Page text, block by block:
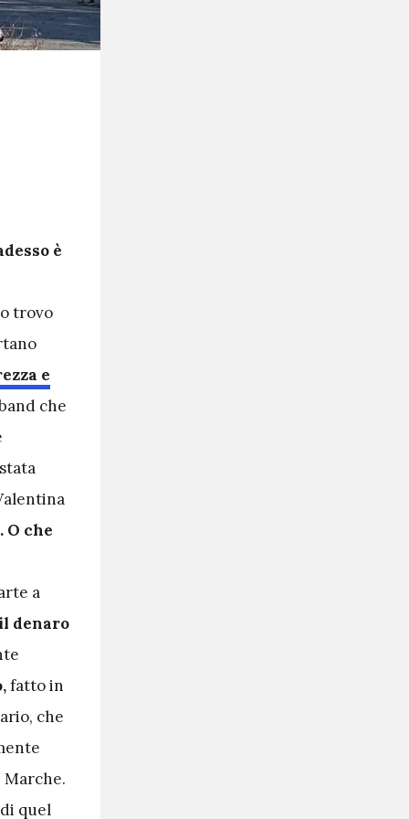
è
trovo
e
che
O che
a
denaro
fatto in
che
Marche.
quel